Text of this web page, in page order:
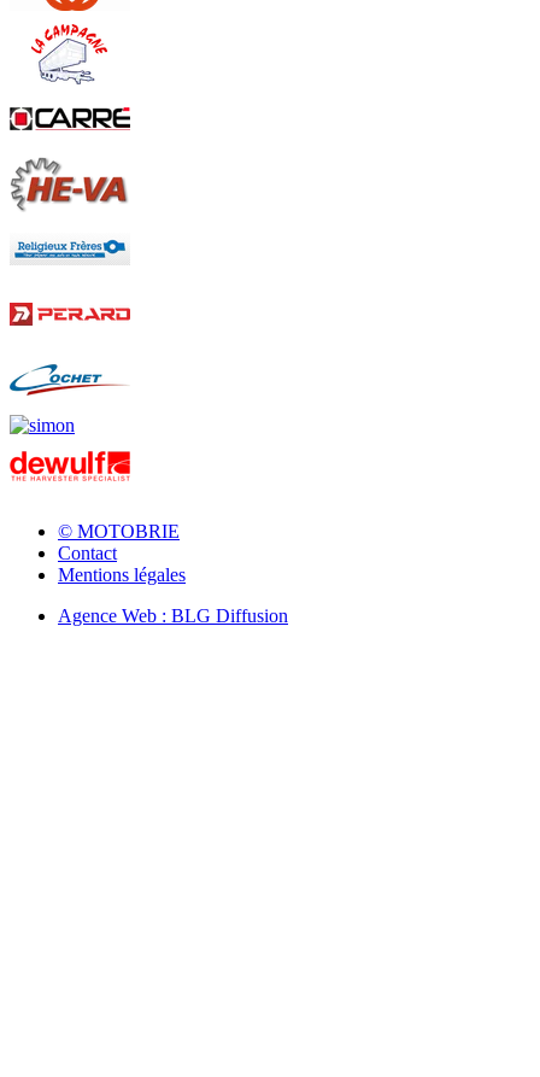
© MOTOBRIE
Contact
Mentions légales
Agence Web : BLG Diffusion